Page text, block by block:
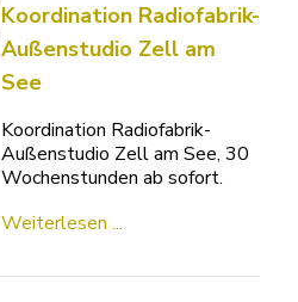
Koordination Radiofabrik-
Außenstudio Zell am
See
Koordination Radiofabrik-
Außenstudio Zell am See, 30
Wochenstunden ab sofort.
Weiterlesen ...